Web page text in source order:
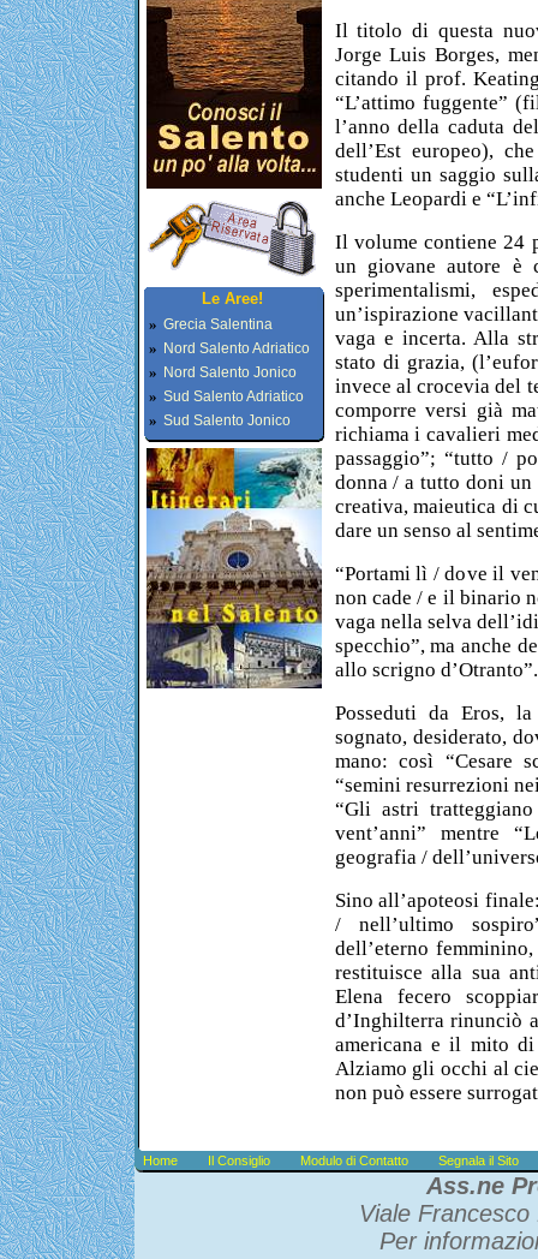
Le Aree!
» Grecia Salentina
» Nord Salento Adriatico
» Nord Salento Jonico
» Sud Salento Adriatico
» Sud Salento Jonico
Il titolo di questa
Jorge Luis Borges,
citando il prof.
“L’attimo fuggente”
l’anno della caduta
dell’Est europeo),
studenti un saggio
anche Leopardi e
Il volume contiene 24
un giovane autore è
sperimentalismi,
un’ispirazione
vaga e incerta. Alla
stato di grazia,
invece al crocevia del
comporre versi già
richiama i cavalieri
passaggio”; “tutto /
donna / a tutto doni un
creativa, maieutica di
dare un senso al
“Portami lì / dove il
non cade / e il binario
vaga nella selva
specchio”, ma anche
allo scrigno d’Otranto”.
Posseduti da Eros,
sognato, desiderato,
mano: così “Cesare
“semini resurrezioni
“Gli astri
vent’anni” mentre
geografia /
Sino all’apoteosi
/ nell’ultimo
dell’eterno
restituisce alla sua
Elena fecero
d’Inghilterra rinunciò
americana e il mito
Alziamo gli occhi al
non può essere
Home Il Consiglio Modulo di Contatto Segnala il Sito
Ass.ne
Viale
Per